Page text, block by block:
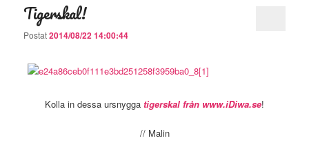
Tigerskal!
Postat2014/08/22 14:00:44
Kolla in dessa ursnygga tigerskal från www.iDiwa.se!
// Malin